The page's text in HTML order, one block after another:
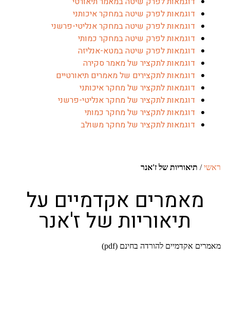
דוגמאות לפרק שיטה במחקר איכותני
דוגמאות לפרק שיטה במחקר אנליטי-פרשני
דוגמאות לפרק שיטה במחקר כמותי
דוגמאות לפרק שיטה במטא-אנליזה
דוגמאות לתקציר של מאמר סקירה
דוגמאות לתקצירים של מאמרים תיאורטיים
דוגמאות לתקציר של מחקר איכותני
דוגמאות לתקציר של מחקר אנליטי-פרשני
דוגמאות לתקציר של מחקר כמותי
דוגמאות לתקציר של מחקר משולב
ראשי/ תיאוריות של ז'אנר
מאמרים אקדמיים על
תיאוריות של ז'אנר
מאמרים אקדמיים להורדה בחינם (pdf)